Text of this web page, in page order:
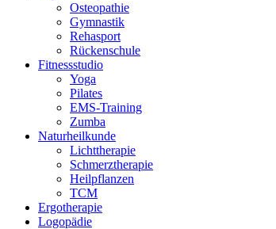
Osteopathie
Gymnastik
Rehasport
Rückenschule
Fitnessstudio
Yoga
Pilates
EMS-Training
Zumba
Naturheilkunde
Lichttherapie
Schmerztherapie
Heilpflanzen
TCM
Ergotherapie
Logopädie